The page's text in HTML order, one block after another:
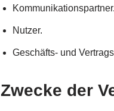
Kommunikationspartner.
Nutzer.
Geschäfts- und
Zwecke der